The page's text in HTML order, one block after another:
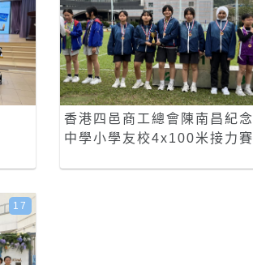
香港四邑商工總會陳南昌紀念
中學小學友校4x100米接力賽
17